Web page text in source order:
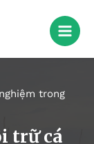
trong
trữ cá